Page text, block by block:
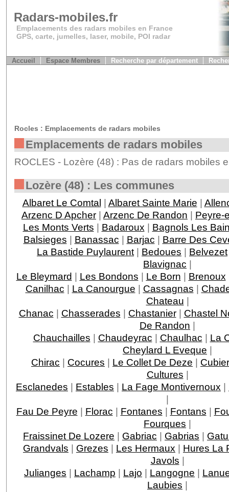
Radars-mobiles.fr
Emplacements des radars mobiles en France
GPS, carte, jumelles, laser, mobile, POI radar
Accueil Espace Membres Recherche par département
Rocles : Emplacements de radars mobiles
Emplacements de radars mobiles
ROCLES - Lozère (48) : Pas de radars mobiles
Lozère (48) : Les communes
Albaret Le Comtal | Albaret Sainte Marie |
Arzenc D Apcher | Arzenc De Randon | Peyre-
Les Monts Verts | Badaroux | Bagnols Les
Balsieges | Banassac | Barjac | Barre Des
La Bastide Puylaurent | Bedoues | Belvezet
Blavignac |
Le Bleymard | Les Bondons | Le Born | Brenoux
Canilhac | La Canourgue | Cassagnas |
Chateau |
Chanac | Chasserades | Chastanier| Chastel
De Randon |
Chauchailles | Chaudeyrac | Chaulhac | La
Cheylard L Eveque |
Chirac | Cocures | Le Collet De Deze |
Cultures |
Esclanedes | Estables | La Fage Montivernoux |
|
Fau De Peyre | Florac | Fontanes | Fontans |
Fourques |
Fraissinet De Lozere | Gabriac | Gabrias |
Grandvals | Grezes | Les Hermaux | Hures La
Javols |
Julianges | Lachamp | Lajo | Langogne |
Laubies |